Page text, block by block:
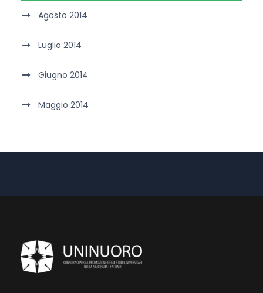
Agosto 2014
Luglio 2014
Giugno 2014
Maggio 2014